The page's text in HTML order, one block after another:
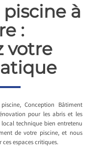
à
:
votre
Conception Bâtiment
pour les abris et les
technique bien entretenu
de votre piscine, et nous
espaces critiques.